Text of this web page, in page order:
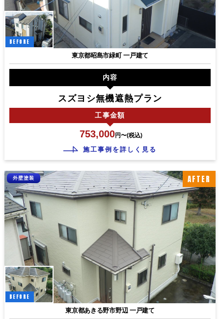
BEFORE
東京都昭島市緑町 一戸建て
内容
スズヨシ無機遮熱プラン
工事金額
753,000円〜(税込)
施工事例を詳しく見る
AFTER
BEFORE
外壁塗装
東京都あきる野市野辺 一戸建て